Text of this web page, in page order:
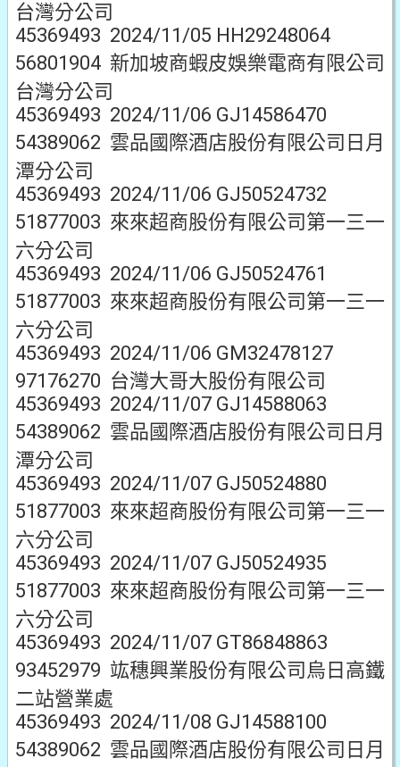
台灣分公司
45369493 2024/11/05 HH29248064
56801904 新加坡商蝦皮娛樂電商有限公司
台灣分公司
45369493 2024/11/06 GJ14586470
54389062 雲品國際酒店股份有限公司日月
潭分公司
45369493 2024/11/06 GJ50524732
51877003 來來超商股份有限公司第一三一
六分公司
45369493 2024/11/06 GJ50524761
51877003 來來超商股份有限公司第一三一
六分公司
45369493 2024/11/06 GM32478127
97176270 台灣大哥大股份有限公司
45369493 2024/11/07 GJ14588063
54389062 雲品國際酒店股份有限公司日月
潭分公司
45369493 2024/11/07 GJ50524880
51877003 來來超商股份有限公司第一三一
六分公司
45369493 2024/11/07 GJ50524935
51877003 來來超商股份有限公司第一三一
六分公司
45369493 2024/11/07 GT86848863
93452979 竑穗興業股份有限公司烏日高鐵
二站營業處
45369493 2024/11/08 GJ14588100
54389062 雲品國際酒店股份有限公司日月